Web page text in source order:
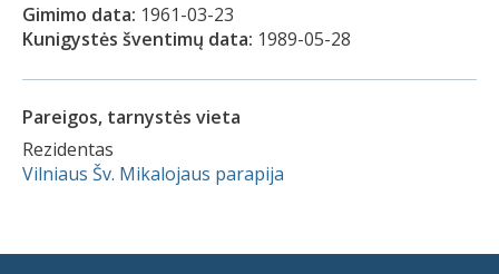
Gimimo data: 1961-03-23
Kunigystės šventimų data: 1989-05-28
Pareigos, tarnystės vieta
Rezidentas
Vilniaus Šv. Mikalojaus parapija